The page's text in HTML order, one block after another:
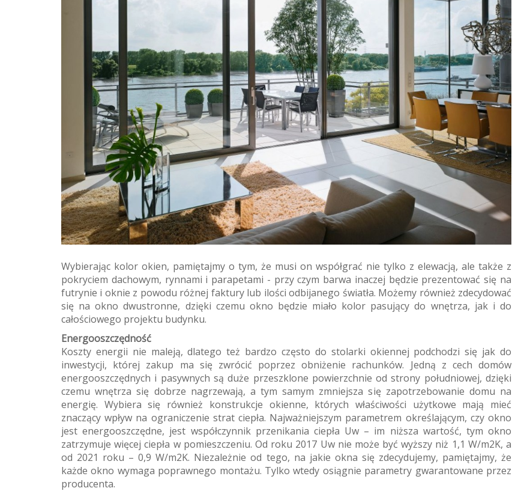
Wybierając kolor okien, pamiętajmy o tym, że musi on współgrać nie tylko z elewacją, ale także z
pokryciem dachowym, rynnami i parapetami - przy czym barwa inaczej będzie prezentować się na
futrynie i oknie z powodu różnej faktury lub ilości odbijanego światła. Możemy również zdecydować
się na okno dwustronne, dzięki czemu okno będzie miało kolor pasujący do wnętrza, jak i do
całościowego projektu budynku.
Energooszczędność
Koszty energii nie maleją, dlatego też bardzo często do stolarki okiennej podchodzi się jak do
inwestycji, której zakup ma się zwrócić poprzez obniżenie rachunków. Jedną z cech domów
energooszczędnych i pasywnych są duże przeszklone powierzchnie od strony południowej, dzięki
czemu wnętrza się dobrze nagrzewają, a tym samym zmniejsza się zapotrzebowanie domu na
energię. Wybiera się również konstrukcje okienne, których właściwości użytkowe mają mieć
znaczący wpływ na ograniczenie strat ciepła. Najważniejszym parametrem określającym, czy okno
jest energooszczędne, jest współczynnik przenikania ciepła Uw – im niższa wartość, tym okno
zatrzymuje więcej ciepła w pomieszczeniu. Od roku 2017 Uw nie może być wyższy niż 1,1 W/m2K, a
od 2021 roku – 0,9 W/m2K. Niezależnie od tego, na jakie okna się zdecydujemy, pamiętajmy, że
każde okno wymaga poprawnego montażu. Tylko wtedy osiągnie parametry gwarantowane przez
producenta.